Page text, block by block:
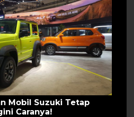
Mobil Suzuki Tetap
Caranya!